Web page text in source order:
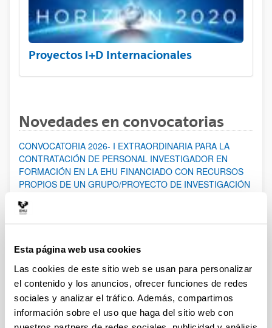
Esta página web usa cookies
Las cookies de este sitio web se usan para personalizar
el contenido y los anuncios, ofrecer funciones de redes
sociales y analizar el tráfico. Además, compartimos
información sobre el uso que haga del sitio web con
Proyectos I+D Internacionales
Novedades en convocatorias
CONVOCATORIA 2026- I EXTRAORDINARIA PARA LA
CONTRATACIÓN DE PERSONAL INVESTIGADOR EN
FORMACIÓN EN LA EHU FINANCIADO CON RECURSOS
PROPIOS DE UN GRUPO/PROYECTO DE INVESTIGACIÓN
HASTA EL 14/08/2026
Ayudas para financiación de la adquisición y renovación de
infraestructura científica y fondos bibliográficos en la
UPV/EHU 2026
Trámite abierto
25/03/2026: Corrección de errores del listado provisional de
solicitudes admitidas y excluidas. 23/03/2026: Relación